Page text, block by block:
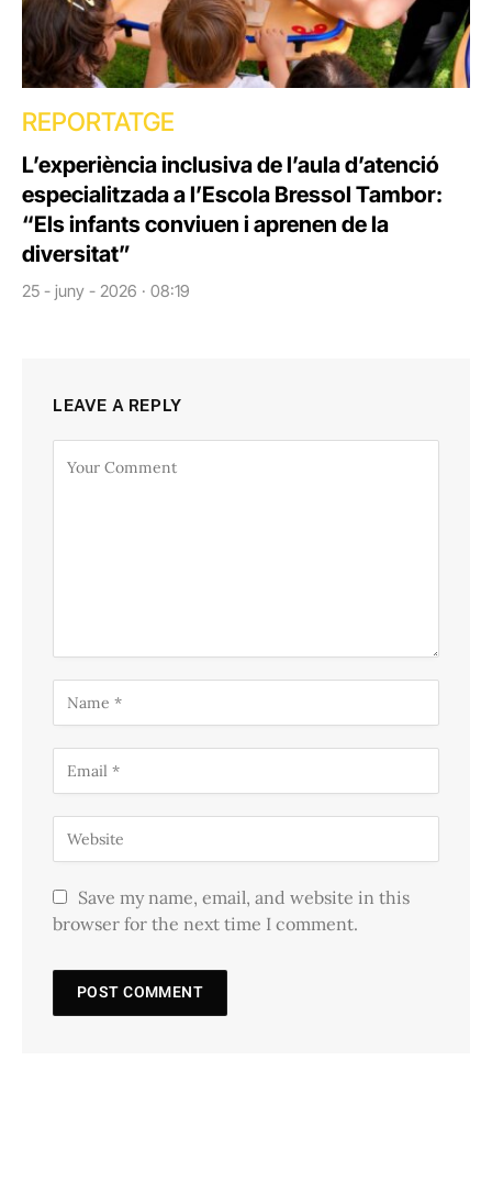
REPORTATGE
L’experiència inclusiva de l’aula d’atenció
especialitzada a l’Escola Bressol Tambor:
“Els infants conviuen i aprenen de la
diversitat”
25 - juny - 2026 · 08:19
LEAVE A REPLY
Save my name, email, and website in this
browser for the next time I comment.